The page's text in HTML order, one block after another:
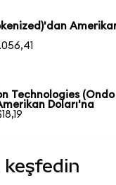
Technologies (Ondo
Doları'na
keşfedin